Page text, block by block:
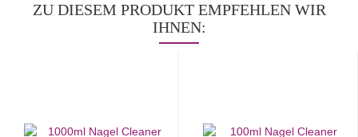
ZU DIESEM PRODUKT EMPFEHLEN WIR
IHNEN: